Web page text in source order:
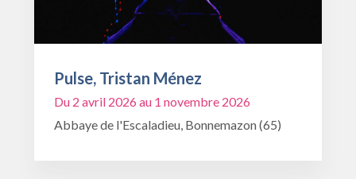
Pulse, Tristan Ménez
Du 2 avril 2026 au 1 novembre 2026
Abbaye de l'Escaladieu, Bonnemazon (65)